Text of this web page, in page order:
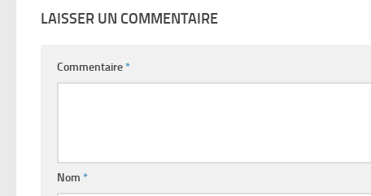
LAISSER UN COMMENTAIRE
Commentaire*
Nom *